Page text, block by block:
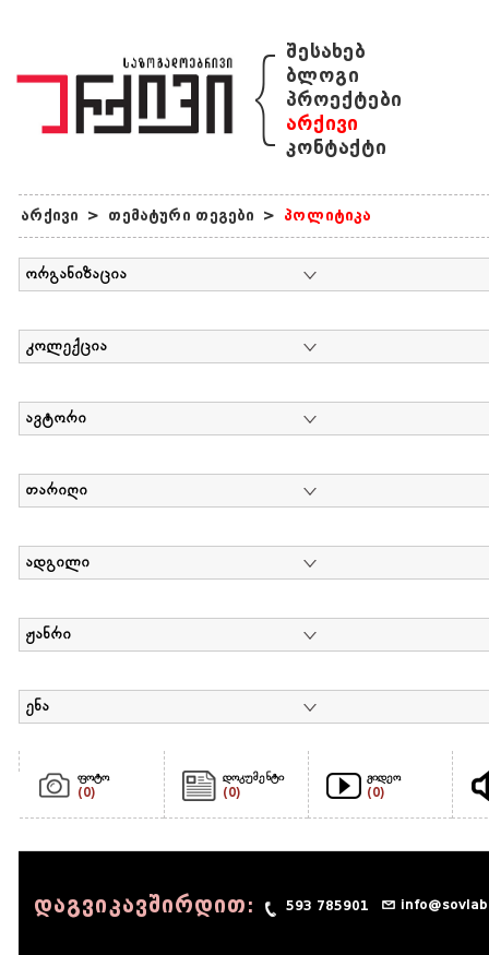
{ შესახებ
ბლოგი
პროექტები
არქივი
კონტაქტი
არქივი > თემატური თეგები > პოლიტიკა
ორგანიზაცია
კოლექცია
ავტორი
თარიღი
ადგილი
ჟანრი
ენა
ფოტო
(0)
დოკუმენტი
(0)
ვიდეო
(0)
დაგვიკავშირდით: 593 785901